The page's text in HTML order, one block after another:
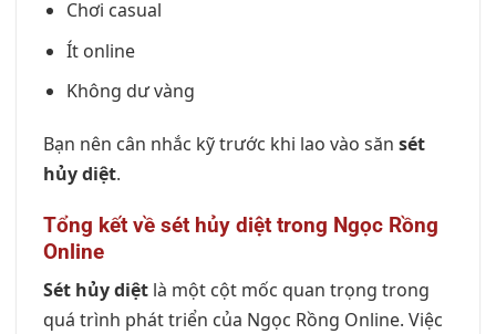
Chơi casual
Ít online
Không dư vàng
Bạn nên cân nhắc kỹ trước khi lao vào săn sét
hủy diệt.
Tổng kết về sét hủy diệt trong Ngọc Rồng
Online
Sét hủy diệt là một cột mốc quan trọng trong
quá trình phát triển của Ngọc Rồng Online. Việc